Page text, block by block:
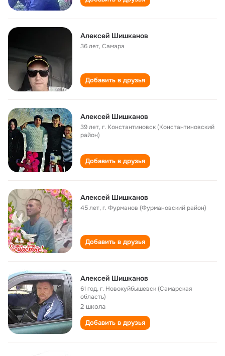
Алексей Шишканов
36 лет,Самара
Добавить в друзья
Алексей Шишканов
39 лет,г. Константиновск (Константиновский
район)
Добавить в друзья
Алексей Шишканов
45 лет,г. Фурманов (Фурмановский район)
Добавить в друзья
Алексей Шишканов
61 год,г. Новокуйбышевск (Самарская
область)
2 школа
Добавить в друзья